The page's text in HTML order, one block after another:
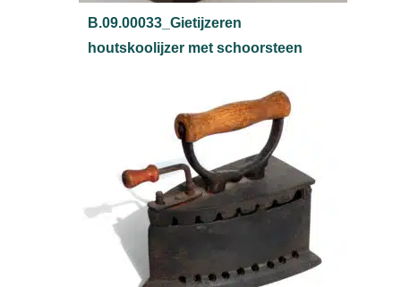
B.09.00033_Gietijzeren
houtskoolijzer met schoorsteen